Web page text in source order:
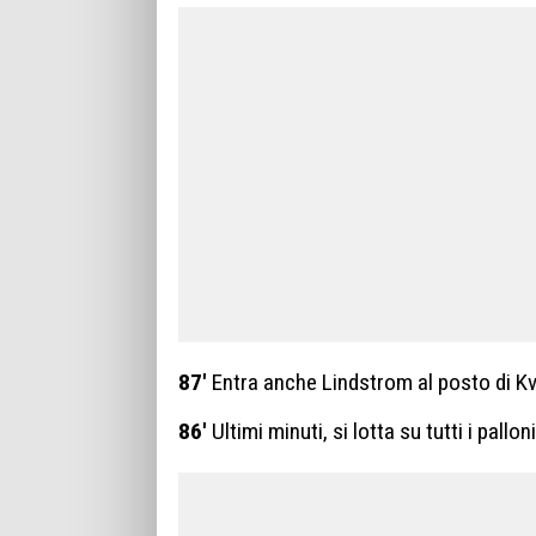
87′ Entra anche Lindstrom al posto di
86′ Ultimi minuti, si lotta su tutti i palloni